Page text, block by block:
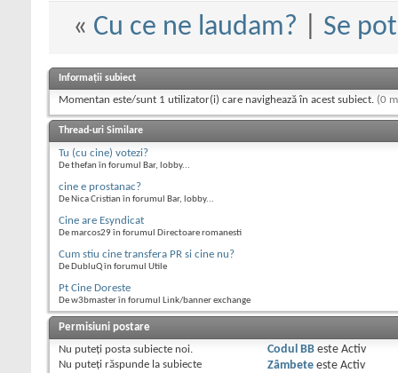
« Cu ce ne laudam? Se
Informații subiect
Momentan este/sunt 1 utilizator(i) care navighează în acest subiect. (0
Thread-uri Similare
Tu (cu cine) votezi?
De thefan în forumul Bar, lobby...
cine e prostanac?
De Nica Cristian în forumul Bar, lobby...
Cine are Esyndicat
De marcos29 în forumul Directoare romanesti
Cum stiu cine transfera PR si cine nu?
De DubluQ în forumul Utile
Pt Cine Doreste
De w3bmaster în forumul Link/banner exchange
Permisiuni postare
Nu puteţi posta subiecte noi.
Nu puteţi răspunde la subiecte
Codul BBeste Activ
Zâmbeteeste Activ